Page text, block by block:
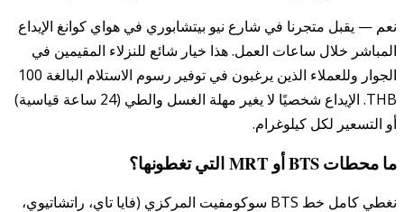
نعم — يقبل متجرنا في شارع نيو بيتشابوري في هواي كوانغ الإيداع
المباشر خلال ساعات العمل. هذا خيار شائع للنزلاء المقيمين في
الجوار وللعملاء الذين يرغبون في توفير رسوم الاستلام البالغة 100
THB. الإيداع شخصيًا لا يغير مهلة الغسل والطي (24 ساعة قياسية)
أو التسعير لكل كيلوغرام.
ما محطات BTS أو MRT التي تغطونها؟
نغطي كامل خط BTS سوكومفيت المركزي (فايا تاي، راتشاتيوي،